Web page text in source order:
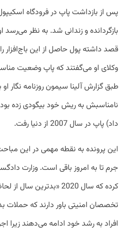
پس از بازداشت پاپ در فرودگاه
بازگردانده و زندانی شد. به نظر می‌رسد
قصد داشته پول حاصل از این باج‌افزار
وکلای او می‌گفتند که پاپ وضعیت
طبق گزارش‌ آلینا سیمون روزنامه نگار
نامناسبش به ریش‌ خود بیگودی زده
داد) پاپ در سال 2007 از دنیا رفت.
این پرونده به نقطه مهمی در این
جرم تا به امروز باقی است. وزارت
کرده که سال 2020 «بدترین
تخصصان امنیتی باور دارند که حملات
افراد به رشد خود ادامه می‌دهند زیرا